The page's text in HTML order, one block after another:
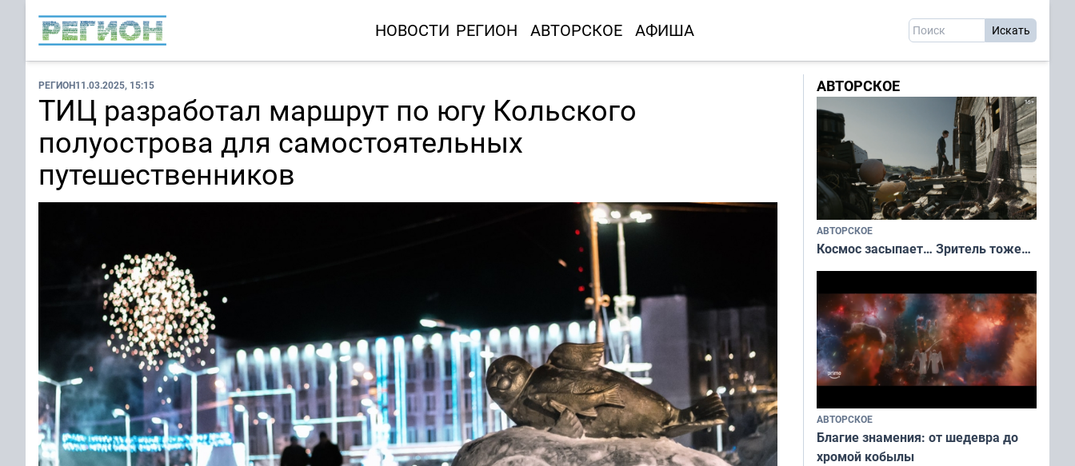
НОВОСТИ РЕГИОН АВТОРСКОЕ АФИША
РЕГИОН11.03.2025, 15:15
ТИЦ разработал маршрут по югу Кольского
полуострова для самостоятельных
путешественников
АВТОРСКОЕ
АВТОРСКОЕ
Космос засыпает… Зритель тоже…
АВТОРСКОЕ
Благие знамения: от шедевра до
хромой кобылы